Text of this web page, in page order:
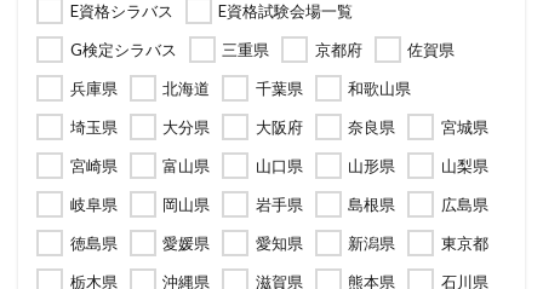
E資格シラバス
E資格試験会場一覧
G検定シラバス
三重県 京都府
佐賀県
兵庫県
北海道 千葉県
和歌山県
埼玉県
大分県 大阪府 奈良県
宮城県
宮崎県
富山県 山口県 山形県
山梨県
岐阜県
岡山県 岩手県 島根県
広島県
徳島県
愛媛県 愛知県 新潟県
東京都
栃木県
沖縄県 滋賀県 熊本県 石川県